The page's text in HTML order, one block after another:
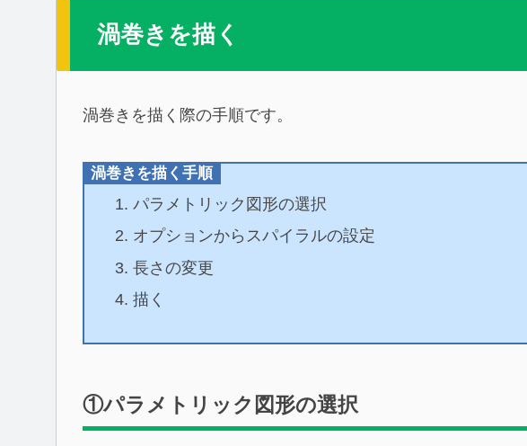
渦巻きを描く
渦巻きを描く際の手順です。
渦巻きを描く手順
パラメトリック図形の選択
オプションからスパイラルの設定
長さの変更
描く
①パラメトリック図形の選択